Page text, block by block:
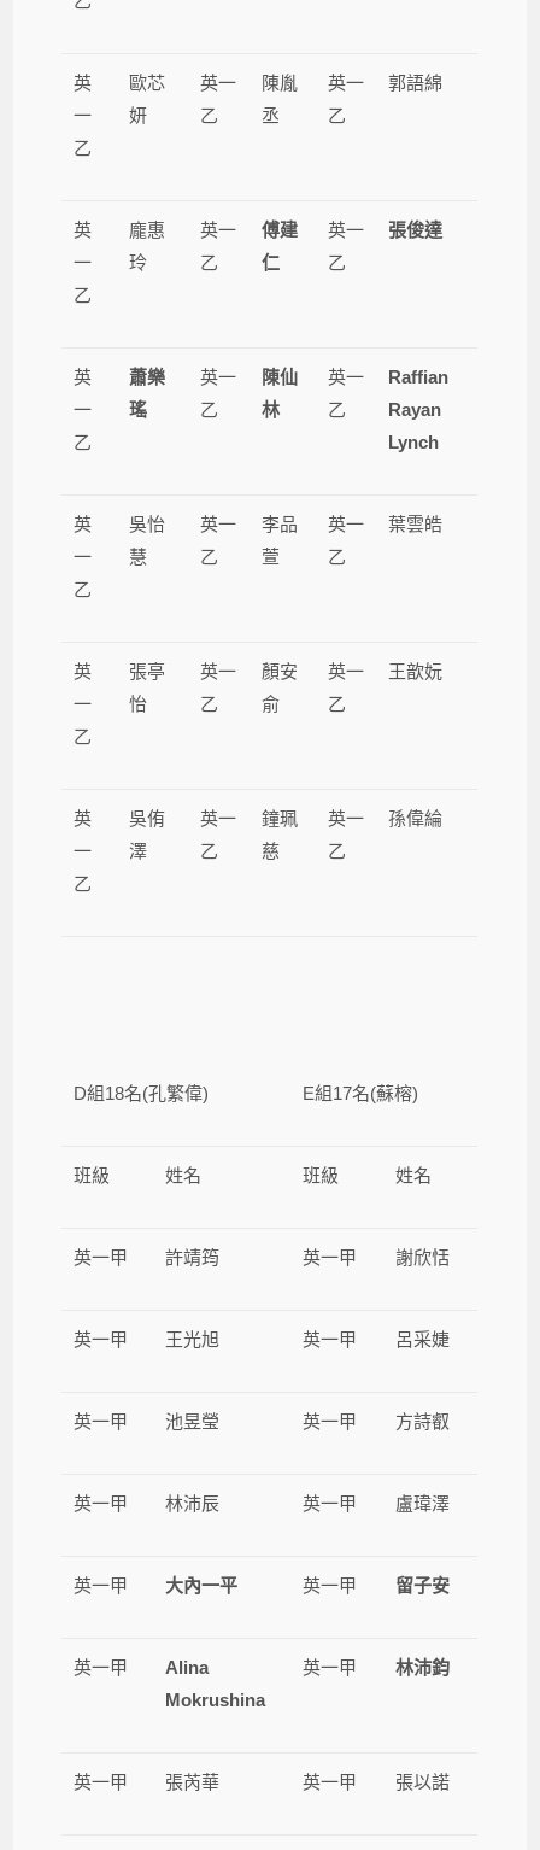
英
一
乙
歐芯
妍
英一
乙
陳胤
丞
英一
乙
郭語綿
英
一
乙
龐惠
玲
英一
乙
傅建
仁
英一
乙
張俊達
英
一
乙
蕭樂
瑤
英一
乙
陳仙
林
英一
乙
Raffian
Rayan
Lynch
英
一
乙
吳怡
慧
英一
乙
李品
萱
英一
乙
葉雲皓
英
一
乙
張亭
怡
英一
乙
顏安
俞
英一
乙
王歆妧
英
一
乙
吳侑
澤
英一
乙
鐘珮
慈
英一
乙
孫偉綸
D組18名(孔繁偉) E組17名(蘇榕)
班級 姓名 班級 姓名
英一甲 許靖筠 英一甲 謝欣恬
英一甲 王光旭 英一甲 呂采婕
英一甲 池昱瑩 英一甲 方詩叡
英一甲 林沛辰 英一甲 盧瑋澤
英一甲 大內一平 英一甲 留子安
英一甲
Alina
Mokrushina
英一甲 林沛鈞
英一甲 張芮華 英一甲 張以諾